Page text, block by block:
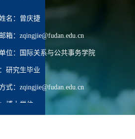
名：曾庆捷
箱：zqingjie@fudan.edu.cn
位：国际关系与公共事务学院
研究生毕业
式：zqingjie@fudan.edu.cn
博士学位